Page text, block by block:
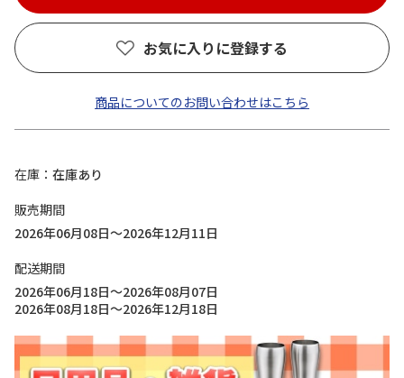
お気に入りに登録する
商品についてのお問い合わせはこちら
在庫
在庫あり
販売期間
2026年06月08日～2026年12月11日
配送期間
2026年06月18日～2026年08月07日
2026年08月18日～2026年12月18日